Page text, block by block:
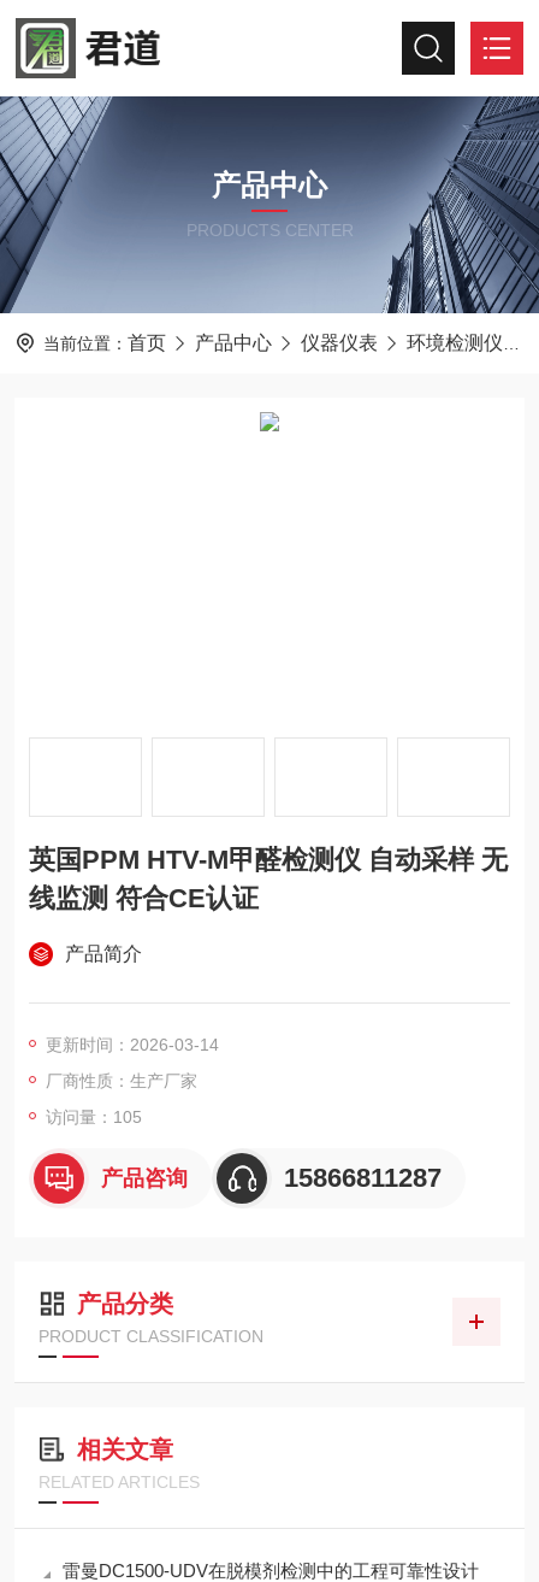
产品中心
PRODUCTS CENTER
当前位置： 首页 产品中心 仪器仪表 环境检测仪器
英国PPM HTV-M甲醛检测仪 自动采样 无
线监测 符合CE认证
产品简介
更新时间：2026-03-14
厂商性质：生产厂家
访问量：105
产品咨询 15866811287
产品分类
PRODUCT CLASSIFICATION
相关文章
RELATED ARTICLES
雷曼DC1500-UDV在脱模剂检测中的工程可靠性设计